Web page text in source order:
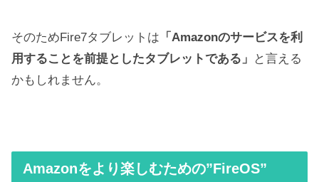
そのためFire7タブレットは 「Amazonのサービスを利
用することを前提としたタブレットである」
と言える
かもしれません。
Amazonをより楽しむための”FireOS”